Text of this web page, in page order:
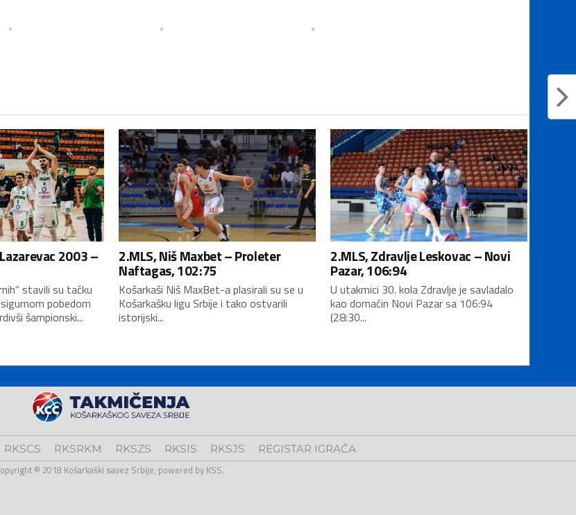
2003 –
stavili su tačku
pobedom
šampionski...
2.MLS, Niš Maxbet – Proleter
Naftagas, 102:75
Košarkaši Niš MaxBet-a plasirali su se u
Košarkašku ligu Srbije i tako ostvarili
istorijski...
2.MLS, Zdravlje Leskovac – Novi
Pazar, 106:94
U utakmici 30. kola Zdravlje je savladalo
kao domaćin Novi Pazar sa 106:94
(28:30...
RKSCS RKSRKM RKSZS RKSIS RKSJS REGISTAR IGRAČA
© 2018 Košarkaški savez Srbije, powered by KSS.